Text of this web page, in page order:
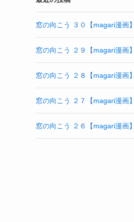
窓の向こう ３０【magari漫画】
窓の向こう ２９【magari漫画】
窓の向こう ２８【magari漫画】
窓の向こう ２７【magari漫画】
窓の向こう ２６【magari漫画】